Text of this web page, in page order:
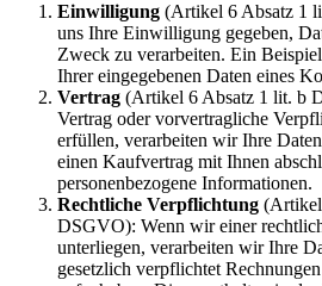
Einwilligung (Artikel 6 Absatz 1
uns Ihre Einwilligung gegeben,
Zweck zu verarbeiten. Ein
Ihrer eingegebenen Daten eines
Vertrag (Artikel 6 Absatz 1 lit. b
Vertrag oder vorvertragliche
erfüllen, verarbeiten wir Ihre
einen Kaufvertrag mit Ihnen
personenbezogene Informationen.
Rechtliche Verpflichtung
DSGVO): Wenn wir einer
unterliegen, verarbeiten wir Ihre
gesetzlich verpflichtet